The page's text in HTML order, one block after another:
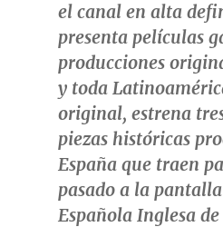
el canal en alta
presenta películas
producciones
y toda
original, estrena
piezas históricas
España que traen
pasado a la
Española Inglesa de